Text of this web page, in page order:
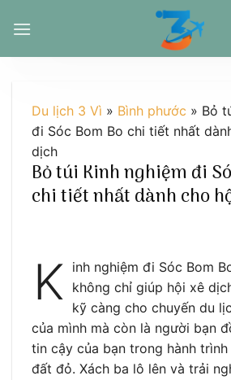
đến
Du lịch 3 Vì » Bình phước » Bỏ
đi Sóc Bom Bo chi tiết nhất
dịch
Bỏ túi Kinh nghiệm đi
chi tiết nhất dành cho
K inh nghiệm đi Sóc Bom
không chỉ giúp hội xê
kỹ càng cho chuyến du
của mình mà còn là người bạn
tin cậy của bạn trong hành
đất đỏ. Xách ba lô lên và trải